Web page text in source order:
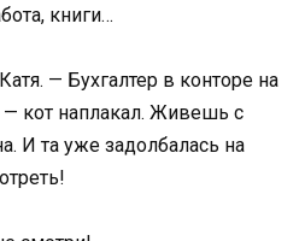
книги…
— Бухгалтер в конторе на
— кот наплакал. Живешь с
И та уже задолбалась на